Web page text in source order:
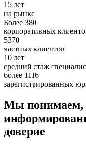
15 лет
на рынке
Более 380
корпоративных
5370
частных клиентов
10 лет
средний стаж
более 1116
зарегистрированных
Мы понимаем,
доверие